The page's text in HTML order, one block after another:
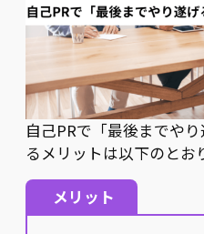
自己PRで「最後までや
るメリットは以下のとお
メリット